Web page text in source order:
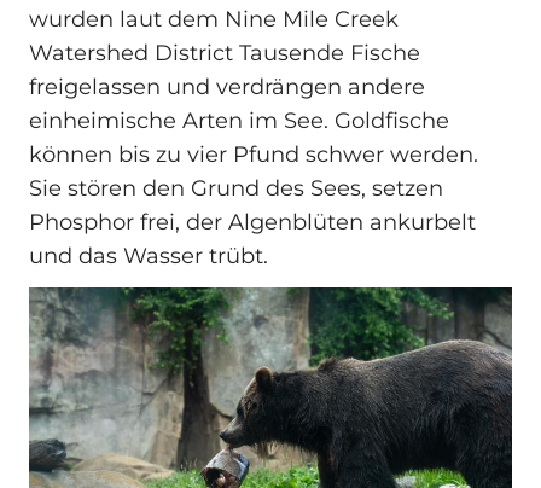
wurden laut dem Nine Mile Creek
Watershed District Tausende Fische
freigelassen und verdrängen andere
einheimische Arten im See. Goldfische
können bis zu vier Pfund schwer werden.
Sie stören den Grund des Sees, setzen
Phosphor frei, der Algenblüten ankurbelt
und das Wasser trübt.